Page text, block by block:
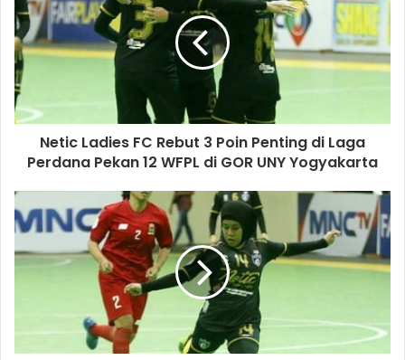
meliputi hand traktor, cultivator, pompa air, power
threseer, corn seller, border (pemanas ayam boiler), bibit
komoditas hortikultura dan pertenakan. Bantuan diberikan
langsung oleh Momon, disaksikan Sekretaris Daerah
Kabupaten Cirebon Rachmat Sutrisno. (EQ)
Santri Tani
Netic Ladies FC Rebut 3 Poin Penting di Laga
Perdana Pekan 12 WFPL di GOR UNY Yogyakarta